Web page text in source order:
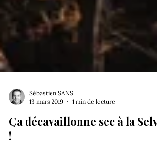
13 mars 2019
1 min de lecture
Ça décavaillonne sec à la Selve